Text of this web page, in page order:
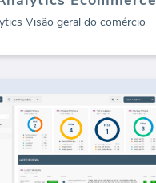
Visão geral do comércio